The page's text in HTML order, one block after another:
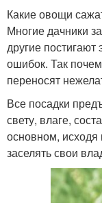
Какие овощи
Многие дачники
другие
ошибок. Так
переносят
Все посадки
свету, влаге,
основном, исходя
заселять свои